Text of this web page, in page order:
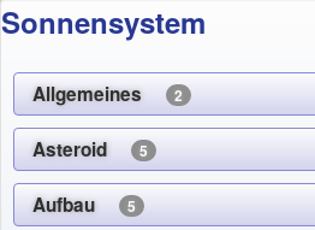
Sonnensystem
Allgemeines 2
Asteroid 5
Aufbau 5